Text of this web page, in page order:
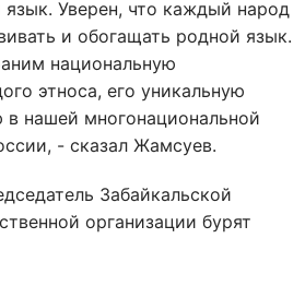
Уверен, что каждый народ
и обогащать родной язык.
национальную
этноса, его уникальную
в нашей многонациональной
- сказал Жамсуев.
Забайкальской
организации бурят